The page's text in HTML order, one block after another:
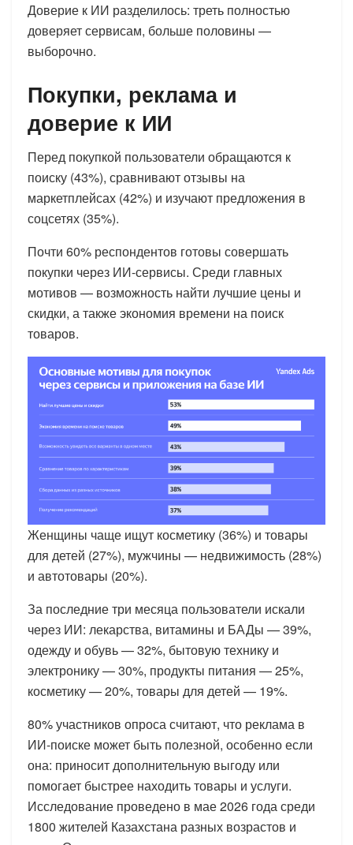
Доверие к ИИ разделилось: треть полностью
доверяет сервисам, больше половины —
выборочно.
Покупки, реклама и
доверие к ИИ
Перед покупкой пользователи обращаются к
поиску (43%), сравнивают отзывы на
маркетплейсах (42%) и изучают предложения в
соцсетях (35%).
Почти 60% респондентов готовы совершать
покупки через ИИ-сервисы. Среди главных
мотивов — возможность найти лучшие цены и
скидки, а также экономия времени на поиск
товаров.
Женщины чаще ищут косметику (36%) и товары
для детей (27%), мужчины — недвижимость (28%)
и автотовары (20%).
За последние три месяца пользователи искали
через ИИ: лекарства, витамины и БАДы — 39%,
одежду и обувь — 32%, бытовую технику и
электронику — 30%, продукты питания — 25%,
косметику — 20%, товары для детей — 19%.
80% участников опроса считают, что реклама в
ИИ-поиске может быть полезной, особенно если
она: приносит дополнительную выгоду или
помогает быстрее находить товары и услуги.
Исследование проведено в мае 2026 года среди
1800 жителей Казахстана разных возрастов и